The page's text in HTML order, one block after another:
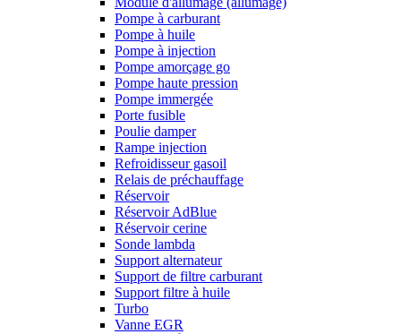
Pompe à carburant
Pompe à huile
Pompe à injection
Pompe amorçage go
Pompe haute pression
Pompe immergée
Porte fusible
Poulie damper
Rampe injection
Refroidisseur gasoil
Relais de préchauffage
Réservoir
Réservoir AdBlue
Réservoir cerine
Sonde lambda
Support alternateur
Support de filtre carburant
Support filtre à huile
Turbo
Vanne EGR